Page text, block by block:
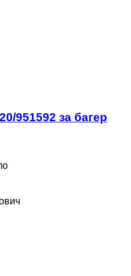
951592 за багер